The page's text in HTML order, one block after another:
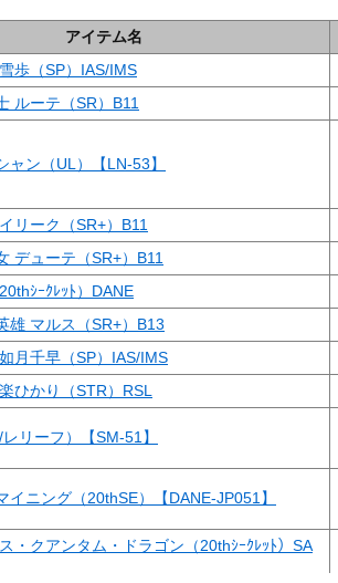
アイテム名
歩（SP）IAS/IMS
ルーテ（SR）B11
ャン（UL）【LN-53】
リーク（SR+）B11
デューテ（SR+）B11
ｼｰｸﾚｯﾄ）DANE
雄 マルス（SR+）B13
月千早（SP）IAS/IMS
ひかり（STR）RSL
リーフ）【SM-51】
イニング（20thSE）【DANE-JP051】
・クアンタム・ドラゴン（20thｼｰｸﾚｯﾄ）SA